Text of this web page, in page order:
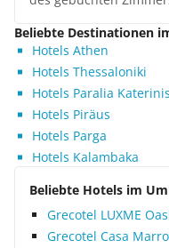
Beliebte Destinationen
Hotels Athen
Hotels Thessaloniki
Hotels Paralia Katerinis
Hotels Piräus
Hotels Parga
Hotels Kalambaka
Beliebte Hotels im
Grecotel LUXME
Grecotel Casa